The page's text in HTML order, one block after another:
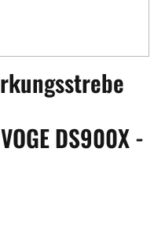
DS900X -